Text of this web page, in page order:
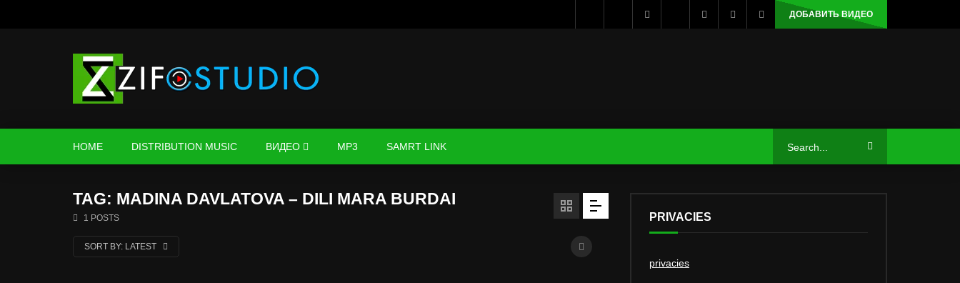
ДОБАВИТЬ ВИДЕО
HOME DISTRIBUTION MUSIC ВИДЕО MP3 SAMRT LINK
TAG: MADINA DAVLATOVA – DILI MARA BURDAI
1 POSTS
SORT BY: LATEST
PRIVACIES
privacies